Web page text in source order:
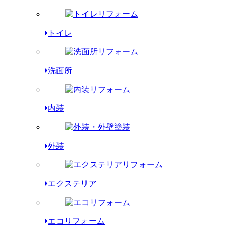
トイレ
洗面所
内装
外装
エクステリア
エコリフォーム